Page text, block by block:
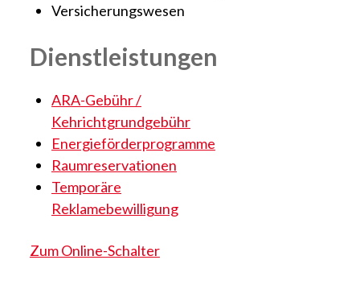
Versicherungswesen
Dienstleistungen
ARA-Gebühr /
Kehrichtgrundgebühr
Energieförderprogramme
Raumreservationen
Temporäre
Reklamebewilligung
Zum Online-Schalter